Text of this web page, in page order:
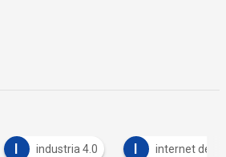
industria 4.0 internet delle